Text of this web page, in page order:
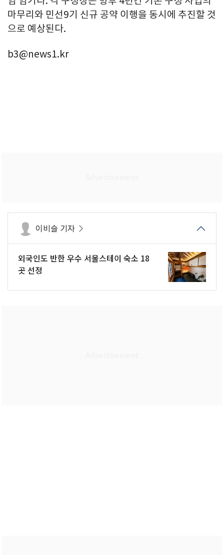
마무리와 민선9기 신규 공약 이행을 동시에 추진할 것
으로 예상된다.
b3@news1.kr
이비슬 기자
외국인도 반한 우수 서울스테이 숙소 18
곳 선정